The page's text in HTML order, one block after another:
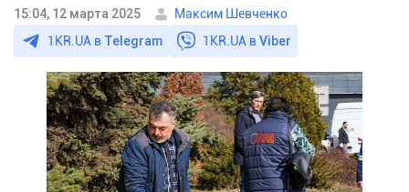
15:04, 12 марта 2025
Максим Шевченко
1KR.UA в Telegram 1KR.UA вViber